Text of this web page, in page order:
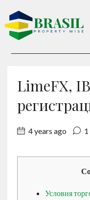
About
Charity
LimeFX,
4 years ago 1
Условия